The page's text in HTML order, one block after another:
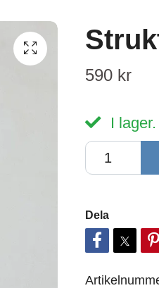
590 kr
I lager.
Dela